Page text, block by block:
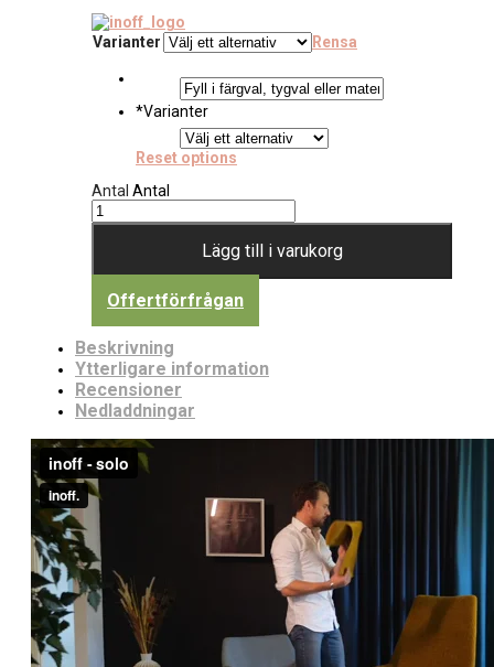
Varianter Rensa
*Varianter
Reset options
Antal Antal
Lägg till i varukorg
Offertförfrågan
Beskrivning
Ytterligare information
Recensioner
Nedladdningar